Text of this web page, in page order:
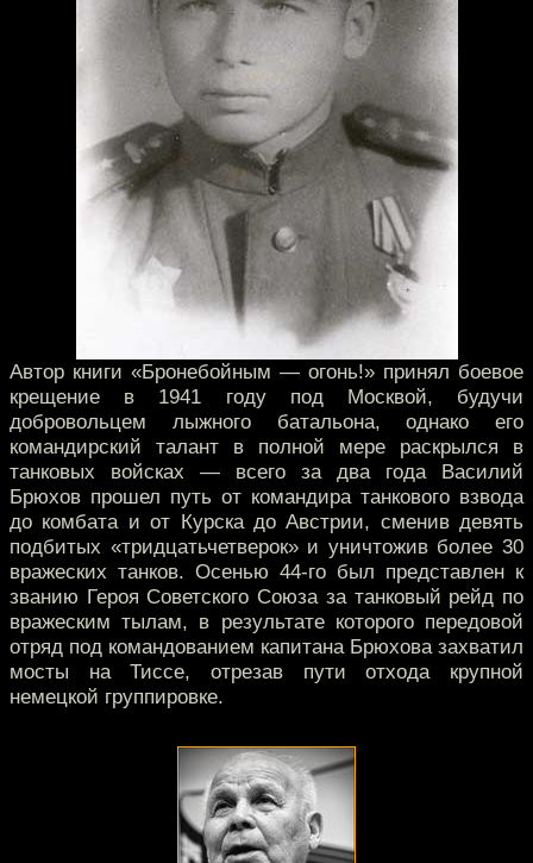
Автор книги «Бронебойным — огонь!» принял боевое
крещение в 1941 году под Москвой, будучи
добровольцем лыжного батальона, однако его
командирский талант в полной мере раскрылся в
танковых войсках — всего за два года Василий
Брюхов прошел путь от командира танкового взвода
до комбата и от Курска до Австрии, сменив девять
подбитых «тридцатьчетверок» и уничтожив более 30
вражеских танков. Осенью 44-го был представлен к
званию Героя Советского Союза за танковый рейд по
вражеским тылам, в результате которого передовой
отряд под командованием капитана Брюхова захватил
мосты на Тиссе, отрезав пути отхода крупной
немецкой группировке.